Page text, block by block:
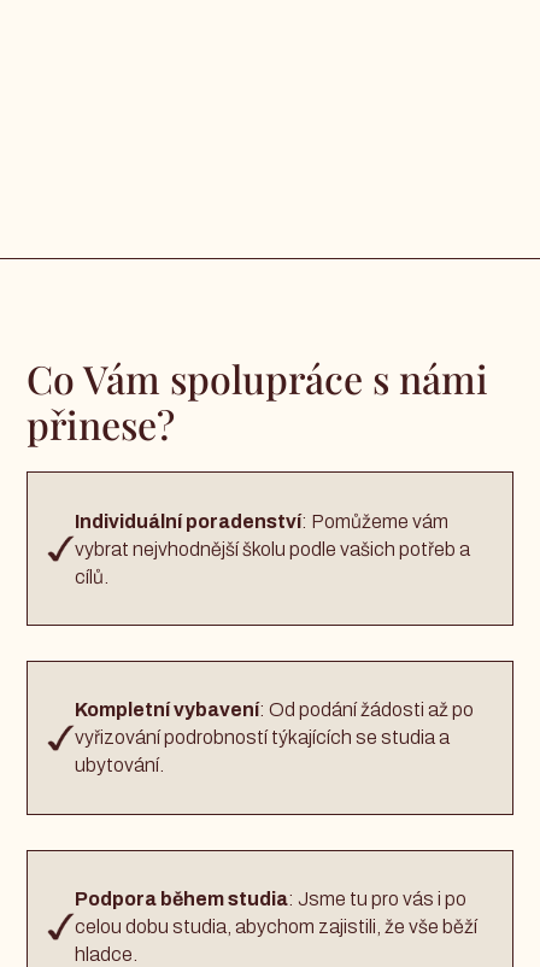
Co Vám spolupráce s námi
přinese?
Individuální poradenství: Pomůžeme vám
vybrat nejvhodnější školu podle vašich potřeb a
cílů.
Kompletní vybavení: Od podání žádosti až po
vyřizování podrobností týkajících se studia a
ubytování.
Podpora během studia: Jsme tu pro vás i po
celou dobu studia, abychom zajistili, že vše běží
hladce.